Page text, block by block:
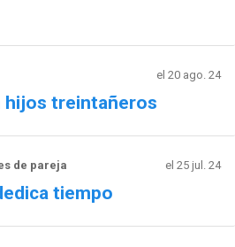
el 20 ago. 24
hijos treintañeros
de pareja el 25 jul. 24
tiempo